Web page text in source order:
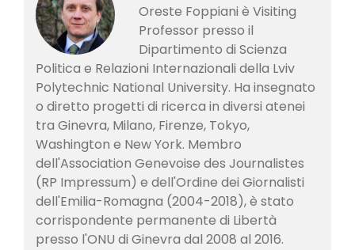
Oreste Foppiani è Visiting
Professor presso il
Dipartimento di Scienza
Politica e Relazioni Internazionali della Lviv
Polytechnic National University. Ha insegnato
o diretto progetti di ricerca in diversi atenei
tra Ginevra, Milano, Firenze, Tokyo,
Washington e New York. Membro
dell'Association Genevoise des Journalistes
(RP Impressum) e dell'Ordine dei Giornalisti
dell'Emilia-Romagna (2004-2018), è stato
corrispondente permanente di Libertà
presso l'ONU di Ginevra dal 2008 al 2016.